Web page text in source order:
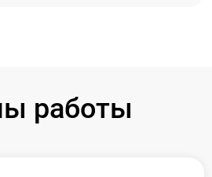
работы